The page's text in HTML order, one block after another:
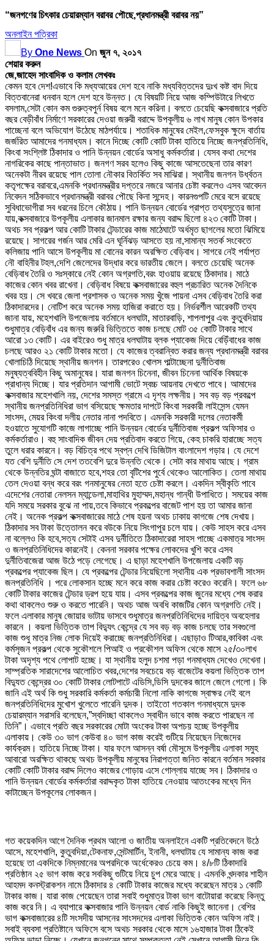
“জনগণের চিৎকার চেয়ারম্যান বরাবর পৌছে,প্রধানমন্ত্রী বরাবর নয়”
অনলাইন পত্রিকা
By One News On জুন ৭, ২০১৭
শেয়ার করুন
জে,জাহেদ সাংবাদিক ও কলাম লেখকঃ
কেমন হবে দেশ!এভাবে কি মধ্যআয়ের দেশ হবে নাকি মধ্যবিত্তদের দুঃখ কষ্ট বাদ দিয়ে
বিত্তবানেরা ধনবান হলে দেশ হবে উন্নত। যে বিষয়টি নিয়ে আজ কম্পিউটারে লিখতে
বসলাম,সেটা কোন কম গুরুত্বপুর্ন বিষয় বলে মনে করিনা। বলতে চেয়েছি কক্সবাজারে প্রতি
বছর বেড়ীবাঁধ নির্মাণে সরকারের দেওয়া জরুরী বরাদ্দে উপকূলীয় ৬ লাখ মানুষ কোন উপকার
পাচ্ছেনা বলে অভিযোগ উঠেছে মাঠপর্যায়ে। শতাধিক মানুষের মেইল,ফেসবুক ক্ষুদে বার্তায়
জর্জরিত আমাদের গনমাধ্যম। কানে দিচ্ছে কোটি কোটি টাকা হাতিয়ে নিচ্ছে জনপ্রতিনিধি,
কিংবা সংশ্লিষ্ট ঠিকাদার ও পানি উন্নয়ন বোর্ডের অসাধু কর্মকর্তারা। যেসব কথা দেশের
নাগরিকের কাছে পান্তাভাত। জনগণ সরব হলেও কিছু কাজে আসতেছেনা তার কারণ
অনেকটা নীরব রয়েছে পাল তোলা নৌকার বিতর্কিত সব মাঝিরা। স্থানীয় জনগন উর্ধ্বতন
কতৃপক্ষের বরাবরে,এমনকি প্রধানমন্ত্রীর দপ্তরে নজরে আনার চেষ্টা করলেও এসব আবেদন
নিবেদন সঠিকভাবে প্রধানমন্ত্রী বরাবর পৌছে কিনা সন্দেহ। কারনগুপটি মেরে বসে রয়েছে
সুবিধাভোগীরা সব ধরনের চিলে কৌঠায়। পানি উন্নয়ন বোর্ডের প্রাপ্ত তথ্যসুত্রে জানা
যায়,কক্সবাজারে উপকূলীয় এলাকার জানমাল রক্ষার জন্য বরাদ্দ ছিলো ৪২৩ কোটি টাকা।
অথচ সব প্রকল্প আর কোটি টাকার টেন্ডারের কাজ মাঠেঘাটে অর্ধমৃত ছাগলের মতো ঝিমিয়ে
রয়েছে। সাগরের গর্জন আর মেরি এন ঘূর্নিঝড় আসতে হয় না,সামান্য সতর্ক সংকেতে
কলিজায় পানি আসে উপকূলীয় মা বোনের কারন অরক্ষিত বেড়িবাধ। সাগরে নেই পর্যাপ্ত
নৌ বাহিনীর টহল,দেশি জেলেদের উদ্ধার করে ভারতীয় জেলে। বলতে চেয়েছি অনেক
বেড়িবাধ তৈরি ও সঃস্কারে নেই কোন অগ্রগতি,বরং হাওয়ায় রয়েছে ঠিকাদার। মাঠে
কাজের কোন খবর রাখেনা। বেড়িবাধ বিষয়ে কক্সবাজারের বহুল প্রচারিত অনেক দৈনিকে
খবর হয়। সে খবরে জেলা প্রশাসক ও অনেক সময় খুঁজে পায়না এসব বেড়িবাধ তৈরি করা
ঠিকাদারদের। নোটিশ করে অনেক সময় হাজিরা করাতে হয়। নির্ভরর্শীল আরেকটি তথ্য
জানা যায়, মহেশখালি উপজেলায় বর্তমানে ধলঘাটা, মাতারবাড়ি, শাপলাপুর এবং কুতুবদিয়ায়
শুধুমাত্র বেড়িবাঁধ এর জন্য জরুরি ভিত্তিতে কাজ চলছে মোট ৩৫ কোটি টাকার সাথে
আরো ১৩ কোটি। এর বাইরেও শুধু মাত্র ধলঘাটায় ব্লক প্যাকেজ দিয়ে বেড়িঁবাধের কাজ
চলছে আরও ২১ কোটি টাকার মতো। যে কাজের ত্বরান্বিত করার জন্য প্রধানমন্ত্রী বরাবর
খোলাচিঠি দিয়েছে স্থানীয় জনগন। তারপরেও খোলস পাল্টাচ্ছেনা দুর্নীতিবাজ
মনুষ্যত্ববিহীন কিছু অমানুষের। যারা জনগন চিনেনা, জীবন চিনেনা আর্থিক বিষয়কে
প্রাধান্য দিচ্ছে। যার প্রতিদান আগামী ভোটে স্বচ্চ আয়নায় দেখতে পাবে। আমাদের
কক্সবাজার মহেশখালি নয়, দেশের সমস্ত গ্রামে এ দৃশ্য লক্ষনীয়। সব বড় বড় প্রকল্পে
স্থানীয় জনপ্রতিনিধিরা ভাগ বসিয়েছে ক্ষমতার দাপটে কিংবা সরকারী লাইসেন্স যেমন
সাংসদ, মেয়র কিংবা দলীয় নেতার নানা পদবিতে। এমনকি সরকারী দলের নেতাকর্মী
হওয়াতে সুযোগটি কাজে লাগাচ্ছে পানি উন্নয়ন বোর্ডের দুর্নীতিবাজ প্রকল্প অফিসার ও
কর্মকর্তারাও। বহু সাংবাদিক জীবন দেয় প্রতিবাদ করতে গিয়ে, কেহ চাকরি হারাচ্ছে সত্য
তুলে ধরার কারনে। বড় বিচিত্র পথে স্বপ্ন দেখি ডিজিটাল বাংলাদেশ গড়ার। যে দেশে
যত বেশি দুর্নীতি সে দেশ ততবেশি দুরে উন্নতি থেকে। সেটা কার মাথায় আছে। গ্রাম
থেকে উন্নতির ঘন্টা বাজাতে হবে,শহর তো বৃটিশের পুর্বে থেকেও আলোকিত। তেলা মাথায়
তেল দেওয়া বন্ধ করে বরং গনমানুষের নেতা হতে চেষ্টা করলে। একদিন স্বীকৃতি পাবে
এদেশের নেতারা নেলসন ম্যান্ডেলা,মাহাথির মুহাম্মদ,মহান্ধ গান্ধী উপাধিতে। সময়ের কাজ
যদি সময়ে সরকার বুঝে না পায়,তবে কিভাবে প্রকল্পের বাজেট পাশ হয় তা আমার জানা
নেই। অনেক প্রকল্প কক্সবাজারের মাঠে শেষ হয়না অথচ ঢাকায় কাগজে শেষ দেখায়।
ঠিকাদার সব টাকা উত্তোলন করে বউকে নিয়ে সিংগাপুর চলে যায়। কেউ সাহস করে এসব
না বল্লেও কি হবে,সত্য সেটাই এসব দুর্নীতিতে ঠিকাদারেরা সাহস পাচ্ছে একমাত্র সাংসদ
ও জনপ্রতিনিধিদের কারনেই। কেননা সরকার পক্ষের লোকদের খুশি করে এসব
দুর্নীতিবাজেরা আজ উঠে পড়ে লেগেছে। এ ছাড়া মহেশখালি উপজেলায় একটি বড়
প্রকল্পের প্যাকেজ ছিল। যে প্রকল্পের টেন্ডার নিয়েছিলো স্থানীয় এক প্রভাবশালী সাংসদ
জনপ্রতিনিধি । পরে লোকসান হচ্ছে মনে করে কাজ করার চেষ্টা করেও করেনি। ফলে ৬৮
কোটি টাকার কাজের টেন্ডার ড্রপ হয়ে যায়। এসব প্রকল্পের কাজ জুনের মধ্যে শেষ করার
কথা থাকলেও শুরু ও করতে পারেনি। অথচ আজ অবধি কাজটির কোন অগ্রগতি নেই।
ফলে এলাকার মানুষ জোয়ার ভাটায় ভাসবে শুধুমাত্র জনপ্রতিনিধিদের দায়িত্ব অবহেলার
কারনে । কয়লা ভিত্তিক তাপ বিদ্যুৎ কেন্দ্রে যে সব বড় বড় কাজ চলছে তার সবগুলো
কাজ শুধু মাত্র নিজ লোক দিয়েই করাচ্ছে জনপ্রতিনিধিরা। এছাড়াও টিআর,কাবিকা এবং
কর্মসৃজন প্রকল্প থেকে সুকৌশলে পিআই ও প্রকৌশল অফিস থেকে মাসে ২৫/৩০লাখ
টাকা অদৃশ্য পথে লোপাট হচ্ছে। যা স্থানীয় হলুদ চশমা পড়া গনমাধ্যম দেখেও দেখেনা।
সাম্প্রতিক সারাদেশের আলোচিত খবর,দেশের সবচেয়ে বড় বাজেটের কয়লা ভিত্তিক তাপ
বিদ্যুত কেন্দ্রের ৩০ কোটি টাকার লোটপাটে এডিসি,ডিসি দুদকের জালে জেলে গেলো। কি
জানি এই অর্থ কি শুধু সরকারি কর্মকর্তা কর্মচারী নিলো নাকি কাগজে স্বাক্ষর নেই বলে
জনপ্রতিনিধিদের মুখোশ খুলেতে পারেনি দুদক। তাইতো গতকাল গনমাধ্যমে দুদক
চেয়ারম্যান সরাসরি বলেছেন,”স্বদিচ্ছা থাকলেও স্বাধীন ভাবে কাজ করতে পারছেন না
তিনি”। এভাবে প্রতি বছর সরকারের মোটা অংকের টাকা অপচয় হচ্ছে উপকূলীয়
এলাকায়। কেউ ৩০ ভাগ কেউবা ৪০ ভাগ কাজ করেই গুটিয়ে নিয়েছেন নিজেদের
কার্যক্রম। হাতিয়ে নিচ্ছে টাকা। যার ফলে আসন্ন বর্ষা মৌসুমে উপকুলীয় এলাকা সমুহ
আবারো অরক্ষিত থাকছে অথচ উপকূলীয় মানুষের নিরাপত্তা জনিত কারনে বর্তমান সরকার
কোটি কোটি টাকার বরাদ্দ দিলেও কাজের গোড়ায় এসে গোল্লায় যাচ্ছে সব। ঠিকাদার ও
পানি উন্নয়ন বোর্ডের কর্মকর্তারা বরাদ্দকৃত টাকা হাতিয়ে নেওয়ায় আতংকের মধ্যে দিন
কাটাচ্ছেন উপকূলের লোকজন।
গত কয়েকদিন আগে দৈনিক প্রথম আলো ও জাতীয় অনলাইনে একটি প্রতিবেদনে উঠে
আসে, মহেশখালি, কুতুবদিয়া,টেকনাফ,সেন্টমার্টিন, ইনানী, ধলঘাটায় যে সামান্য কাজ করা
হয়েছে তা একদিকে নিম্নমানের অপরদিকে অর্ধেকেরও চেয়ে কম। ৪/৮টি ঠিকাদারি
প্রতিষ্ঠান ২৫ ভাগ কাজ করে সবকিছু গুটিয়ে নিয়ে চুপ মেরে আছে। এমনকি খন্দকার শাহীন
আহমদ কনস্ট্রাকশন নামে ঠিকাদার ৪ কোটি টাকার কাজের মধ্যে করেছেন মাত্র ১ কোটি
টাকার কাজ। যারা কাজ পেয়েছেন তারা সবাই শুধুমাত্র টাকা ভাগ বাটোয়ারা করেছে কিন্তু
কাজ করে নি। এ ব্যাপারে কক্সবাজার পানি উন্নয়ন বোর্ড নাকি কিছুই জানেনা। বেশির
ভাগ কক্সবাজারের ৪টি সংসদীয় আসনের সাংসদদের এলাকা ভিত্তিক কোন অফিস নাই।
সবাই ব্যবসা প্রতিষ্টানে অফিসে বসে অথচ সরকার থেকে মাসে ১৬হাজার টাকা ঠিকেই